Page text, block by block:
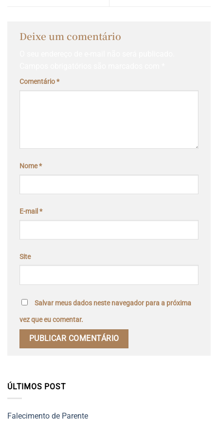
Deixe um comentário
Comentário*
Nome*
E-mail *
Site
Salvar meus dados neste navegador para a próxima
vez que eu comentar.
ÚLTIMOS POST
Falecimento de Parente